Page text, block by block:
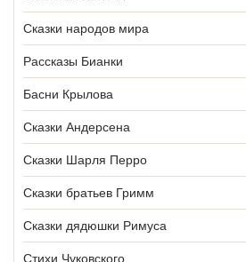
Сказки народов мира
Рассказы Бианки
Басни Крылова
Сказки Андерсена
Сказки Шарля Перро
Сказки братьев Гримм
Сказки дядюшки Римуса
Стихи Чуковского